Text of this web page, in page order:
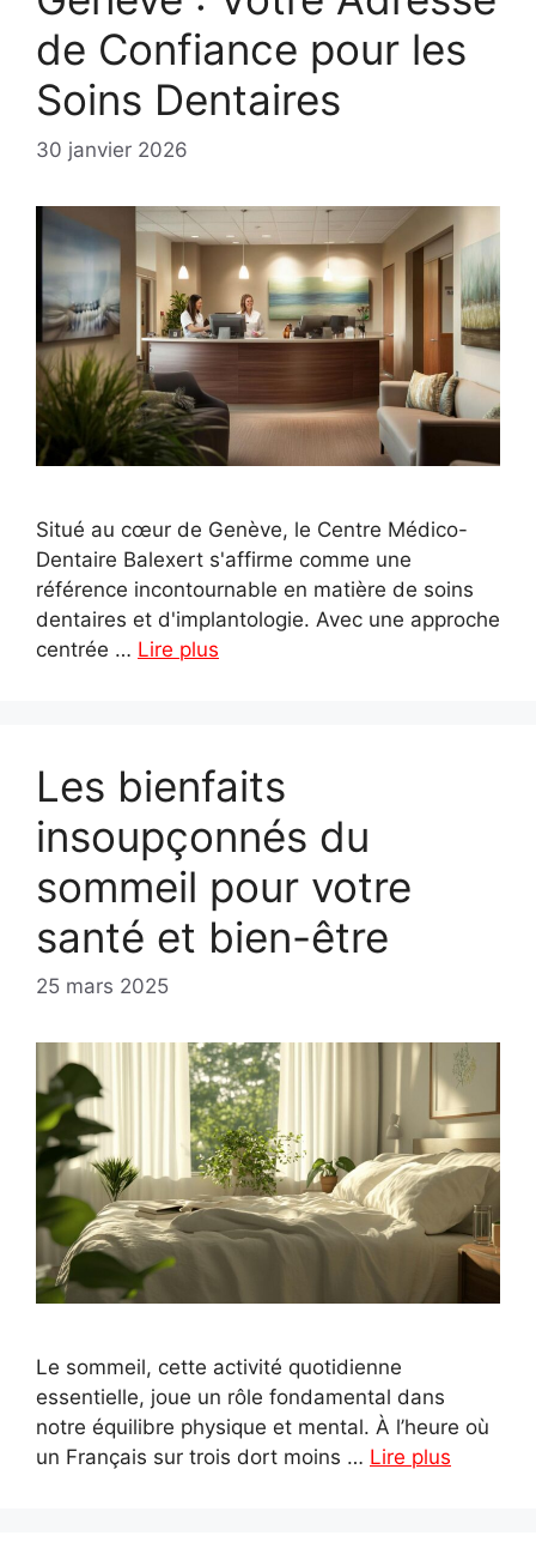
de Confiance pour les
Soins Dentaires
30 janvier 2026
Situé au cœur de Genève, le Centre Médico-
Dentaire Balexert s'affirme comme une
référence incontournable en matière de soins
dentaires et d'implantologie. Avec une approche
centrée … Lire plus
Les bienfaits
insoupçonnés du
sommeil pour votre
santé et bien-être
25 mars 2025
Le sommeil, cette activité quotidienne
essentielle, joue un rôle fondamental dans
notre équilibre physique et mental. À l’heure où
un Français sur trois dort moins … Lire plus